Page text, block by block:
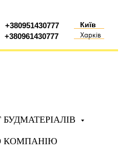
+380961430777
+380951430777
Київ
Харків
КОМПАНІЮ